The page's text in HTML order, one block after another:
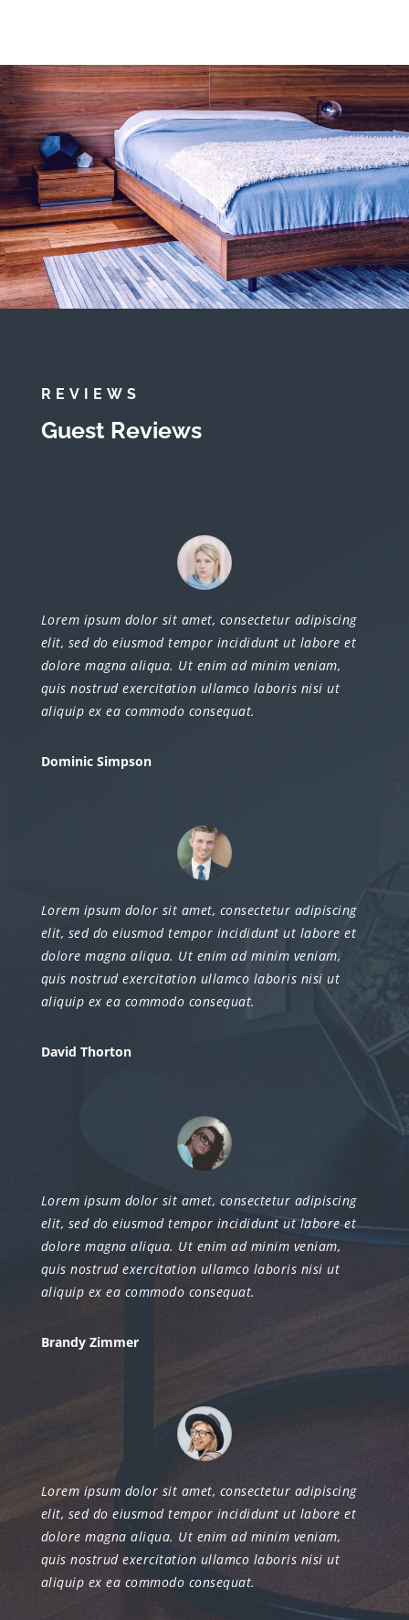
REVIEWS
Guest Reviews
Lorem ipsum dolor sit amet, consectetur adipiscing
elit, sed do eiusmod tempor incididunt ut labore et
dolore magna aliqua. Ut enim ad minim veniam,
quis nostrud exercitation ullamco laboris nisi ut
aliquip ex ea commodo consequat.
Dominic Simpson
Lorem ipsum dolor sit amet, consectetur adipiscing
elit, sed do eiusmod tempor incididunt ut labore et
dolore magna aliqua. Ut enim ad minim veniam,
quis nostrud exercitation ullamco laboris nisi ut
aliquip ex ea commodo consequat.
David Thorton
Lorem ipsum dolor sit amet, consectetur adipiscing
elit, sed do eiusmod tempor incididunt ut labore et
dolore magna aliqua. Ut enim ad minim veniam,
quis nostrud exercitation ullamco laboris nisi ut
aliquip ex ea commodo consequat.
Brandy Zimmer
Lorem ipsum dolor sit amet, consectetur adipiscing
elit, sed do eiusmod tempor incididunt ut labore et
dolore magna aliqua. Ut enim ad minim veniam,
quis nostrud exercitation ullamco laboris nisi ut
aliquip ex ea commodo consequat.